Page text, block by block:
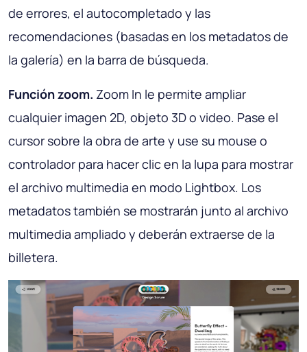
de errores, el autocompletado y las
recomendaciones (basadas en los metadatos de
la galería) en la barra de búsqueda.
Función zoom. Zoom In le permite ampliar
cualquier imagen 2D, objeto 3D o video. Pase el
cursor sobre la obra de arte y use su mouse o
controlador para hacer clic en la lupa para mostrar
el archivo multimedia en modo Lightbox. Los
metadatos también se mostrarán junto al archivo
multimedia ampliado y deberán extraerse de la
billetera.